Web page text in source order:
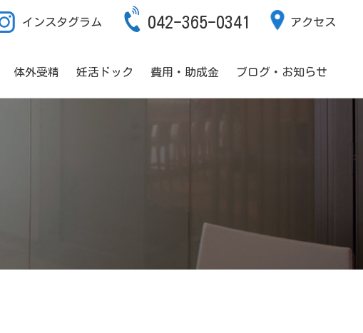
インスタグラム 042-365-0341 アクセス
体外受精 妊活ドック 費用・助成金 ブログ・お知らせ